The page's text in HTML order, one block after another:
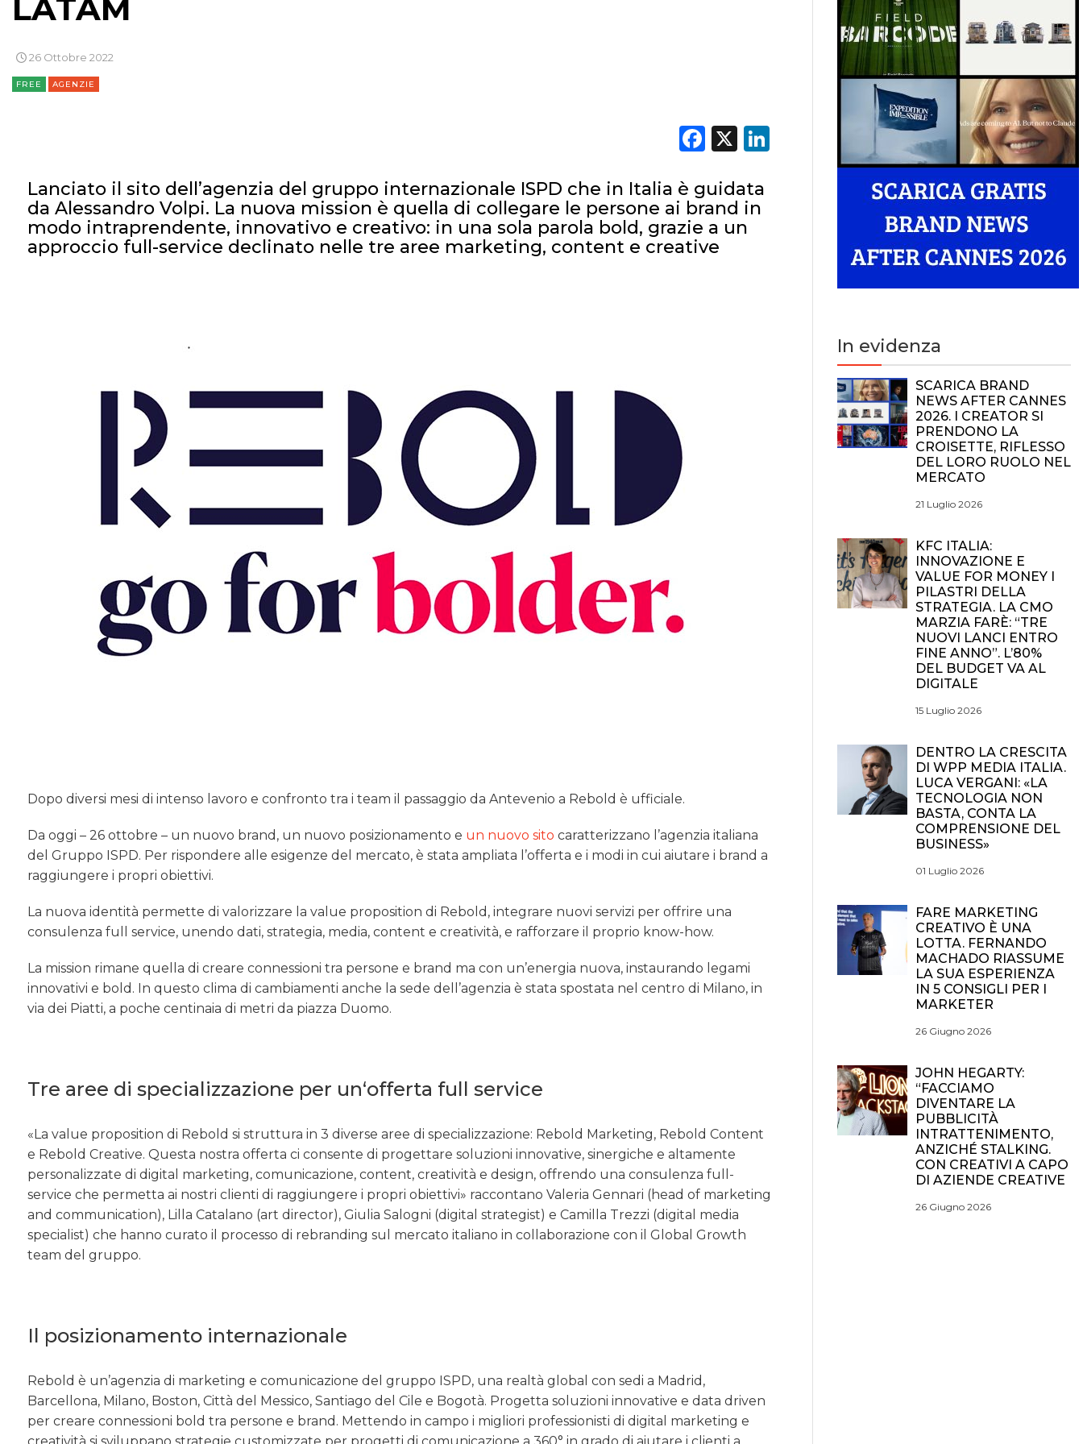
LATAM
26 Ottobre 2022
FREE AGENZIE
Facebook
X LinkedIn
Lanciato il sito dell’agenzia del gruppo internazionale ISPD che in Italia è guidata
da Alessandro Volpi. La nuova mission è quella di collegare le persone ai brand in
modo intraprendente, innovativo e creativo: in una sola parola bold, grazie a un
approccio full-service declinato nelle tre aree marketing, content e creative
Dopo diversi mesi di intenso lavoro e confronto tra i team il passaggio da Antevenio a Rebold è ufficiale.
Da oggi – 26 ottobre – un nuovo brand, un nuovo posizionamento e un nuovo sito caratterizzano l’agenzia italiana
del Gruppo ISPD. Per rispondere alle esigenze del mercato, è stata ampliata l’offerta e i modi in cui aiutare i brand a
raggiungere i propri obiettivi.
La nuova identità permette di valorizzare la value proposition di Rebold, integrare nuovi servizi per offrire una
consulenza full service, unendo dati, strategia, media, content e creatività, e rafforzare il proprio know-how.
La mission rimane quella di creare connessioni tra persone e brand ma con un’energia nuova, instaurando legami
innovativi e bold. In questo clima di cambiamenti anche la sede dell’agenzia è stata spostata nel centro di Milano, in
via dei Piatti, a poche centinaia di metri da piazza Duomo.
Tre aree di specializzazione per un‘offerta full service
«La value proposition di Rebold si struttura in 3 diverse aree di specializzazione: Rebold Marketing, Rebold Content
e Rebold Creative. Questa nostra offerta ci consente di progettare soluzioni innovative, sinergiche e altamente
personalizzate di digital marketing, comunicazione, content, creatività e design, offrendo una consulenza full-
service che permetta ai nostri clienti di raggiungere i propri obiettivi» raccontano Valeria Gennari (head of marketing
and communication), Lilla Catalano (art director), Giulia Salogni (digital strategist) e Camilla Trezzi (digital media
specialist) che hanno curato il processo di rebranding sul mercato italiano in collaborazione con il Global Growth
team del gruppo.
Il posizionamento internazionale
Rebold è un’agenzia di marketing e comunicazione del gruppo ISPD, una realtà global con sedi a Madrid,
Barcellona, Milano, Boston, Città del Messico, Santiago del Cile e Bogotà. Progetta soluzioni innovative e data driven
per creare connessioni bold tra persone e brand. Mettendo in campo i migliori professionisti di digital marketing e
In evidenza
SCARICA BRAND
NEWS AFTER CANNES
2026. I CREATOR SI
PRENDONO LA
CROISETTE, RIFLESSO
DEL LORO RUOLO NEL
MERCATO
21 Luglio 2026
KFC ITALIA:
INNOVAZIONE E
VALUE FOR MONEY I
PILASTRI DELLA
STRATEGIA. LA CMO
MARZIA FARÈ: “TRE
NUOVI LANCI ENTRO
FINE ANNO”. L’80%
DEL BUDGET VA AL
DIGITALE
15 Luglio 2026
DENTRO LA CRESCITA
DI WPP MEDIA ITALIA.
LUCA VERGANI: «LA
TECNOLOGIA NON
BASTA, CONTA LA
COMPRENSIONE DEL
BUSINESS»
01 Luglio 2026
FARE MARKETING
CREATIVO È UNA
LOTTA. FERNANDO
MACHADO RIASSUME
LA SUA ESPERIENZA
IN 5 CONSIGLI PER I
MARKETER
26 Giugno 2026
JOHN HEGARTY:
“FACCIAMO
DIVENTARE LA
PUBBLICITÀ
INTRATTENIMENTO,
ANZICHÉ STALKING.
CON CREATIVI A CAPO
DI AZIENDE CREATIVE
26 Giugno 2026